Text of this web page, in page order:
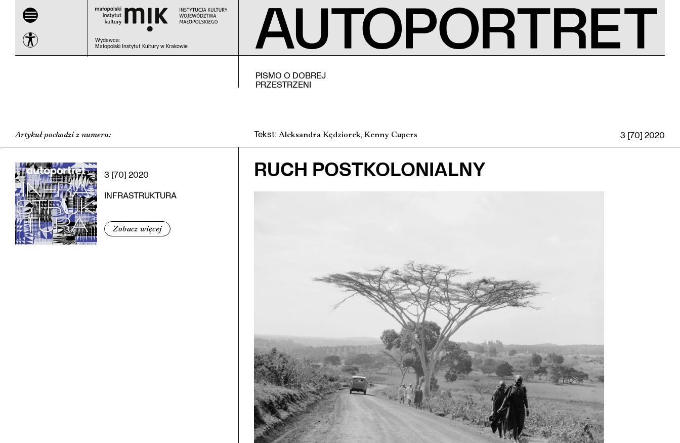
PISMO O DOBREJ
PRZESTRZENI
Wydawca:
Małopolski Instytut Kultury w Krakowie
Artykuł pochodzi z numeru:
3 [70] 2020
INFRASTRUKTURA
Zobacz więcej
3 [70] 2020
RUCH POSTKOLONIALNY
Tekst: Aleksandra Kędziorek,Kenny Cupers